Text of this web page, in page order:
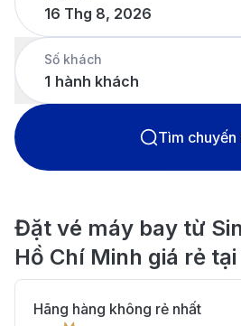
Tiếng Việt
16 Thg 8, 2026
Số khách
1 hành khách
Tìm chuyến
Đặt vé máy bay từ
Hồ Chí Minh giá rẻ
Hãng hàng không rẻ nhất